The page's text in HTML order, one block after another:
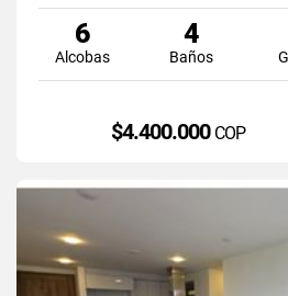
6
Alcobas
4
Baños
$4.400.000 COP